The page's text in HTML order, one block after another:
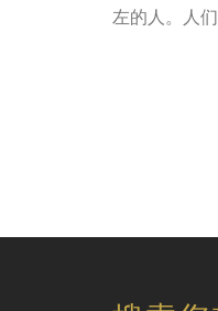
左的人。人